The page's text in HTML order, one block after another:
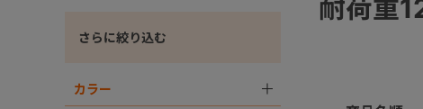
さらに絞り込む
カラー
耐荷重